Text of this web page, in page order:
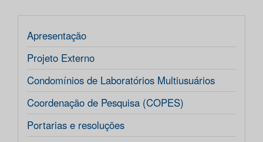
Apresentação
Projeto Externo
Condomínios de Laboratórios Multiusuários
Coordenação de Pesquisa (COPES)
Portarias e resoluções